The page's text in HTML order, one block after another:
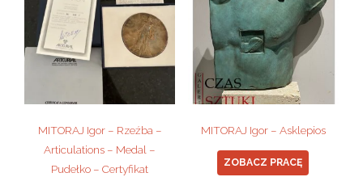
MITORAJ Igor – Rzeźba –
Articulations – Medal –
Pudełko – Certyfikat
MITORAJ Igor – Asklepios
ZOBACZ PRACĘ